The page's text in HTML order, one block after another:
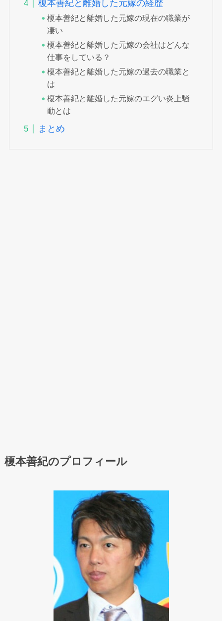
榎本善紀と離婚した元嫁の経歴
榎本善紀と離婚した元嫁の現在の職業が
凄い
榎本善紀と離婚した元嫁の会社はどんな
仕事をしている？
榎本善紀と離婚した元嫁の過去の職業と
は
榎本善紀と離婚した元嫁のエグい炎上騒
動とは
まとめ
榎本善紀のプロフィール